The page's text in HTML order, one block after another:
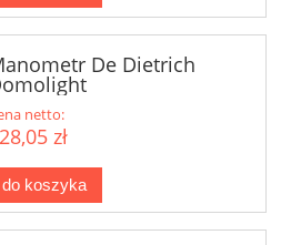
De Dietrich
netto:
zł
do koszyka